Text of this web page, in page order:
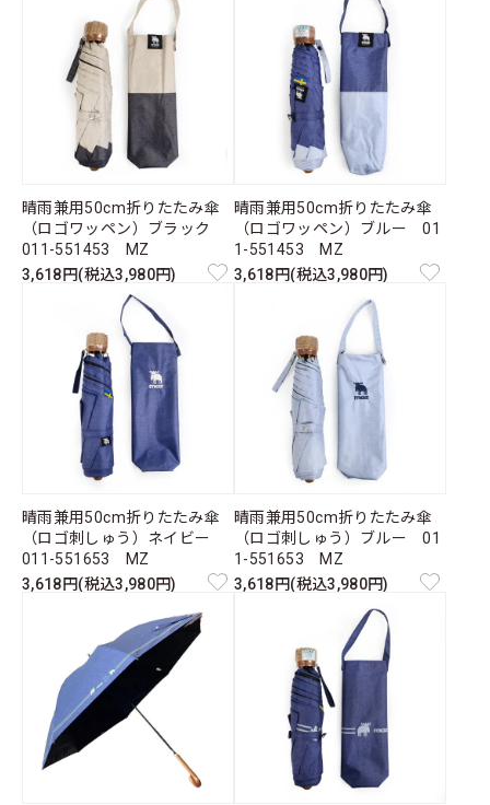
晴雨兼用50cm折りたたみ傘
（ロゴワッペン）ブラック
011-551453 MZ
3,618円(税込3,980円)
晴雨兼用50cm折りたたみ傘
（ロゴワッペン）ブルー 01
1-551453 MZ
3,618円(税込3,980円)
晴雨兼用50cm折りたたみ傘
（ロゴ刺しゅう）ネイビー
011-551653 MZ
3,618円(税込3,980円)
晴雨兼用50cm折りたたみ傘
（ロゴ刺しゅう）ブルー 01
1-551653 MZ
3,618円(税込3,980円)